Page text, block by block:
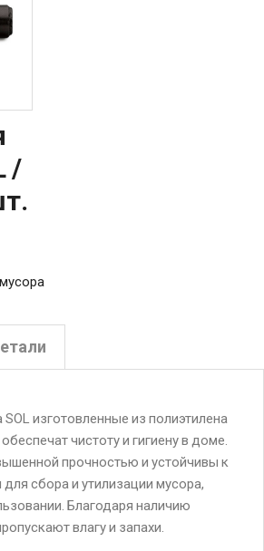
/
изготовленные из полиэтилена
чистоту и гигиену в доме.
прочностью и устойчивы к
сбора и утилизации мусора,
Благодаря наличию
влагу и запахи.